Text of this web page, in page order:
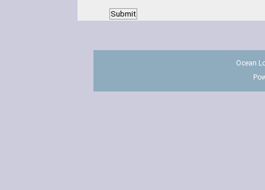
Ocean